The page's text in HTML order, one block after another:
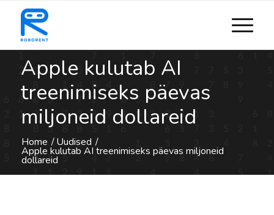
Apple kulutab AI
treenimiseks päevas
miljoneid dollareid
Home / Uudised /
Apple kulutab AI treenimiseks päevas miljoneid
dollareid